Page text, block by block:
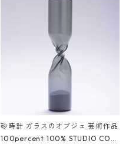
砂時計 ガラスのオブジェ 芸術作品
100percent 100% STUDIO COH